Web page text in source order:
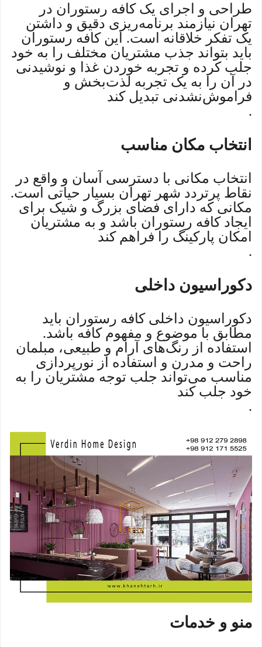
طراحی و اجرای یک کافه رستوران در
تهران نیازمند برنامه‌ریزی دقیق و داشتن
یک تفکر خلاقانه است. این کافه رستوران
باید بتواند جذب مشتریان مختلف را به خود
جلب کرده و تجربه خوردن غذا و نوشیدنی
در آن را به یک تجربه لذت‌بخش و
فراموش‌نشدنی تبدیل کند
.
انتخاب مکان مناسب
انتخاب مکانی با دسترسی آسان و واقع در
نقاط پرتردد شهر تهران بسیار حیاتی است.
مکانی که دارای فضای بزرگ و شیک برای
ایجاد کافه رستوران باشد و به مشتریان
امکان پارکینگ را فراهم کند
.
دکوراسیون داخلی
دکوراسیون داخلی کافه رستوران باید
مطابق با موضوع و مفهوم کافه باشد.
استفاده از رنگ‌های آرام و طبیعی، مبلمان
راحت و مدرن و استفاده از نورپردازی
مناسب می‌تواند جلب توجه مشتریان را به
خود جلب کند
.
منو و خدمات